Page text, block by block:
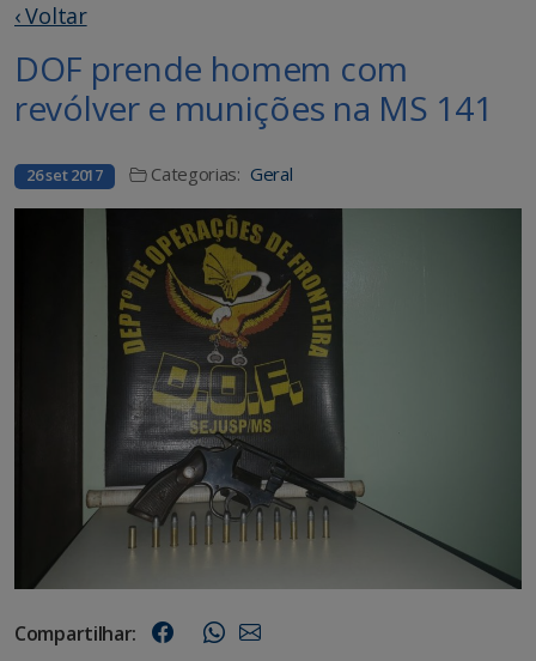
‹ Voltar
DOF prende homem com
revólver e munições na MS 141
26 set 2017 Categorias: Geral
Compartilhar: